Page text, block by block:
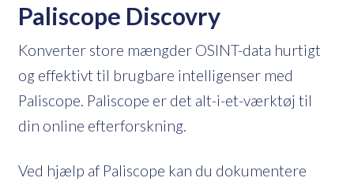
Paliscope Discovry
Konverter store mængder OSINT-data hurtigt
og effektivt til brugbare intelligenser med
Paliscope. Paliscope er det alt-i-et-værktøj til
din online efterforskning.
Ved hjælp af Paliscope kan du dokumentere